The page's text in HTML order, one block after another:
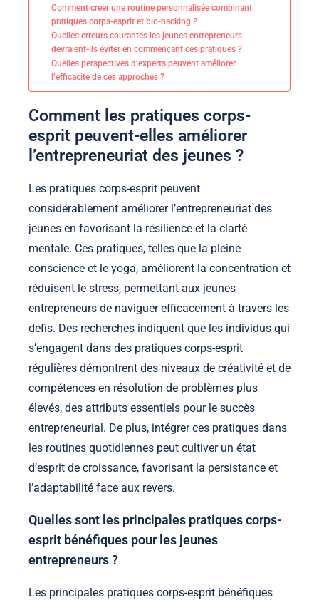
Comment créer une routine personnalisée combinant
pratiques corps-esprit et bio-hacking ?
Quelles erreurs courantes les jeunes entrepreneurs
devraient-ils éviter en commençant ces pratiques ?
Quelles perspectives d’experts peuvent améliorer
l’efficacité de ces approches ?
Comment les pratiques corps-
esprit peuvent-elles améliorer
l’entrepreneuriat des jeunes ?
Les pratiques corps-esprit peuvent
considérablement améliorer l’entrepreneuriat des
jeunes en favorisant la résilience et la clarté
mentale. Ces pratiques, telles que la pleine
conscience et le yoga, améliorent la concentration et
réduisent le stress, permettant aux jeunes
entrepreneurs de naviguer efficacement à travers les
défis. Des recherches indiquent que les individus qui
s’engagent dans des pratiques corps-esprit
régulières démontrent des niveaux de créativité et de
compétences en résolution de problèmes plus
élevés, des attributs essentiels pour le succès
entrepreneurial. De plus, intégrer ces pratiques dans
les routines quotidiennes peut cultiver un état
d’esprit de croissance, favorisant la persistance et
l’adaptabilité face aux revers.
Quelles sont les principales pratiques corps-
esprit bénéfiques pour les jeunes
entrepreneurs ?
Les principales pratiques corps-esprit bénéfiques